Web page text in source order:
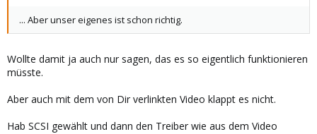
... Aber unser eigenes ist schon richtig.
Wollte damit ja auch nur sagen, das es so eigentlich funktionieren
müsste.
Aber auch mit dem von Dir verlinkten Video klappt es nicht.
Hab SCSI gewählt und dann den Treiber wie aus dem Video